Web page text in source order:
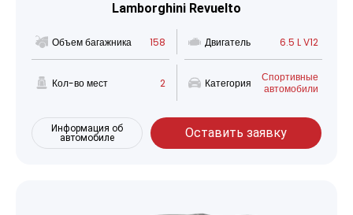
Lamborghini Revuelto
Объем багажника 158 Двигатель 6.5 L V12
Кол-во мест 2 Категория
Спортивные
автомобили
Информация об
автомобиле
Оставить заявку